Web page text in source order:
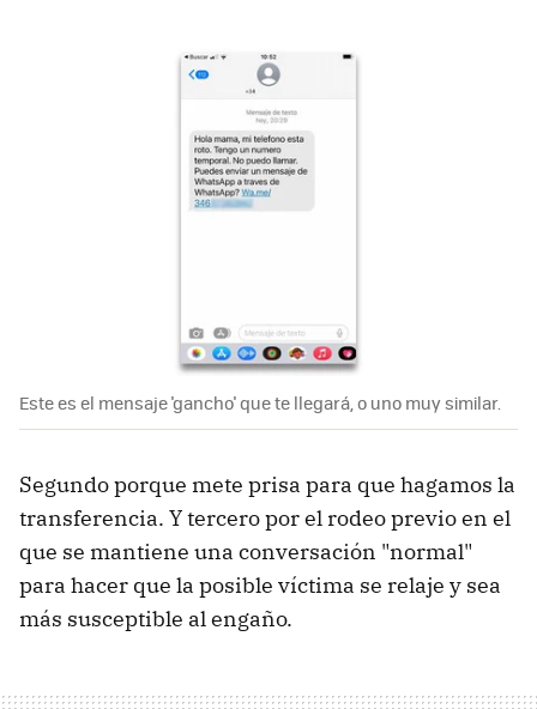
Este es el mensaje 'gancho' que te llegará, o uno muy similar.
Segundo porque mete prisa para que hagamos la
transferencia. Y tercero por el rodeo previo en el
que se mantiene una conversación "normal"
para hacer que la posible víctima se relaje y sea
más susceptible al engaño.